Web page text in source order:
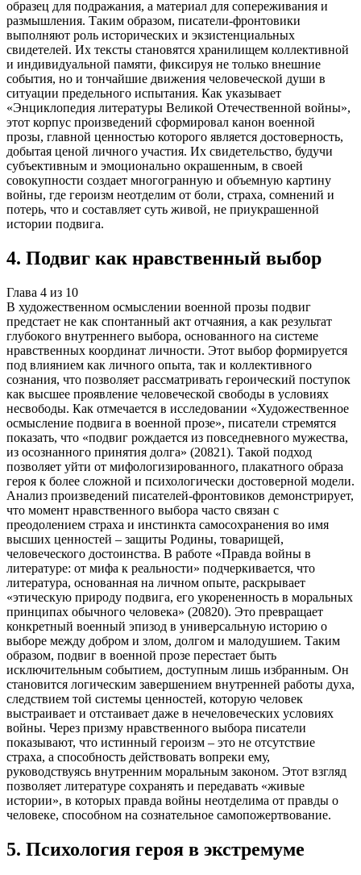
образец для подражания, а материал для сопереживания и
размышления. Таким образом, писатели-фронтовики
выполняют роль исторических и экзистенциальных
свидетелей. Их тексты становятся хранилищем коллективной
и индивидуальной памяти, фиксируя не только внешние
события, но и тончайшие движения человеческой души в
ситуации предельного испытания. Как указывает
«Энциклопедия литературы Великой Отечественной войны»,
этот корпус произведений сформировал канон военной
прозы, главной ценностью которого является достоверность,
добытая ценой личного участия. Их свидетельство, будучи
субъективным и эмоционально окрашенным, в своей
совокупности создает многогранную и объемную картину
войны, где героизм неотделим от боли, страха, сомнений и
потерь, что и составляет суть живой, не приукрашенной
истории подвига.
4. Подвиг как нравственный выбор
Глава 4 из 10
В художественном осмыслении военной прозы подвиг
предстает не как спонтанный акт отчаяния, а как результат
глубокого внутреннего выбора, основанного на системе
нравственных координат личности. Этот выбор формируется
под влиянием как личного опыта, так и коллективного
сознания, что позволяет рассматривать героический поступок
как высшее проявление человеческой свободы в условиях
несвободы. Как отмечается в исследовании «Художественное
осмысление подвига в военной прозе», писатели стремятся
показать, что «подвиг рождается из повседневного мужества,
из осознанного принятия долга» (20821). Такой подход
позволяет уйти от мифологизированного, плакатного образа
героя к более сложной и психологически достоверной модели.
Анализ произведений писателей-фронтовиков демонстрирует,
что момент нравственного выбора часто связан с
преодолением страха и инстинкта самосохранения во имя
высших ценностей – защиты Родины, товарищей,
человеческого достоинства. В работе «Правда войны в
литературе: от мифа к реальности» подчеркивается, что
литература, основанная на личном опыте, раскрывает
«этическую природу подвига, его укорененность в моральных
принципах обычного человека» (20820). Это превращает
конкретный военный эпизод в универсальную историю о
выборе между добром и злом, долгом и малодушием. Таким
образом, подвиг в военной прозе перестает быть
исключительным событием, доступным лишь избранным. Он
становится логическим завершением внутренней работы духа,
следствием той системы ценностей, которую человек
выстраивает и отстаивает даже в нечеловеческих условиях
войны. Через призму нравственного выбора писатели
показывают, что истинный героизм – это не отсутствие
страха, а способность действовать вопреки ему,
руководствуясь внутренним моральным законом. Этот взгляд
позволяет литературе сохранять и передавать «живые
истории», в которых правда войны неотделима от правды о
человеке, способном на сознательное самопожертвование.
5. Психология героя в экстремуме